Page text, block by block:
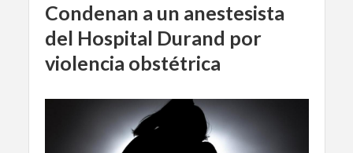
Condenan a un anestesista
del Hospital Durand por
violencia obstétrica